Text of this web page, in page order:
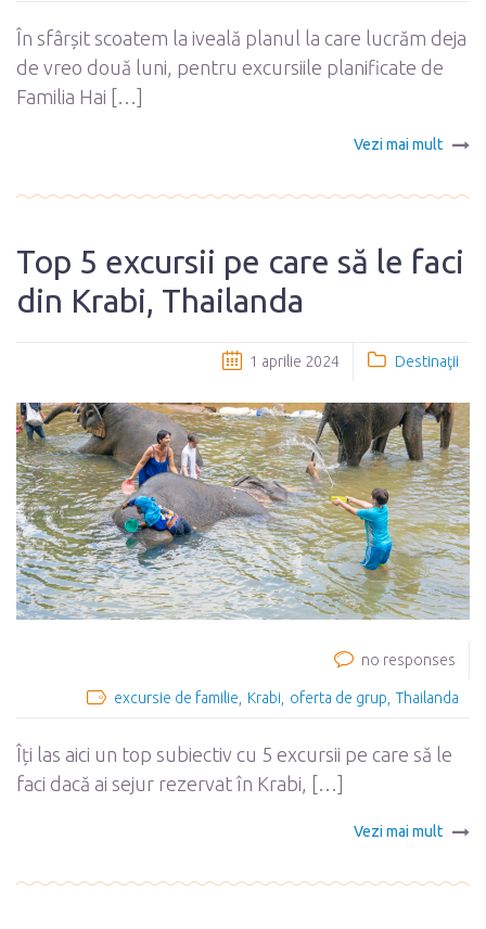
În sfârșit scoatem la iveală planul la care lucrăm deja
de vreo două luni, pentru excursiile planificate de
Familia Hai […]
Vezi mai mult
Top 5 excursii pe care să le faci
din Krabi, Thailanda
1 aprilie 2024 Destinaţii
no responses
excursie de familie Krabi oferta de grup Thailanda
Îți las aici un top subiectiv cu 5 excursii pe care să le
faci dacă ai sejur rezervat în Krabi, […]
Vezi mai mult